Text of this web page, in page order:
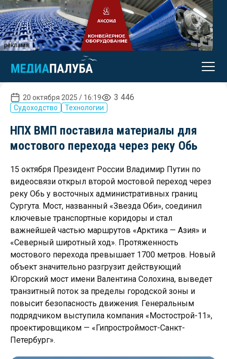
реклама
20 октября 2025 / 16:19 3 446
Судоходство Технологии
НПХ ВМП поставила материалы для
мостового перехода через реку Обь
15 октября Президент России Владимир Путин по
видеосвязи открыл второй мостовой переход через
реку Обь у восточных административных границ
Сургута. Мост, названный «Звезда Оби», соединил
ключевые транспортные коридоры и стал
важнейшей частью маршрутов «Арктика — Азия» и
«Северный широтный ход». Протяженность
мостового перехода превышает 1700 метров. Новый
объект значительно разгрузит действующий
Югорский мост имени Валентина Солохина, выведет
транзитный поток за пределы городской зоны и
повысит безопасность движения. Генеральным
подрядчиком выступила компания «Мостострой-11»,
проектировщиком — «Гипростроймост-Санкт-
Петербург».